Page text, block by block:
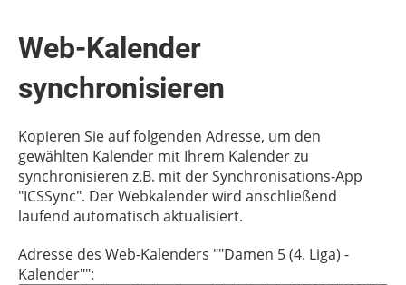
Web-Kalender
synchronisieren
Kopieren Sie auf folgenden Adresse, um den
gewählten Kalender mit Ihrem Kalender zu
synchronisieren z.B. mit der Synchronisations-App
"ICSSync". Der Webkalender wird anschließend
laufend automatisch aktualisiert.
Adresse des Web-Kalenders ""Damen 5 (4. Liga) -
Kalender"":